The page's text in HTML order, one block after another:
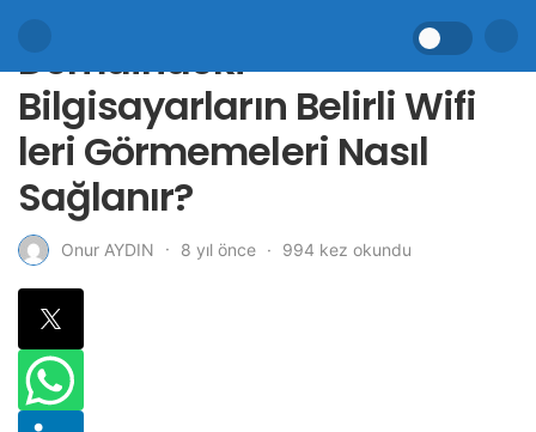
Domaindeki
Bilgisayarların Belirli Wifi
leri Görmemeleri Nasıl
Sağlanır?
Onur AYDIN 8 yıl önce 994 kez okundu